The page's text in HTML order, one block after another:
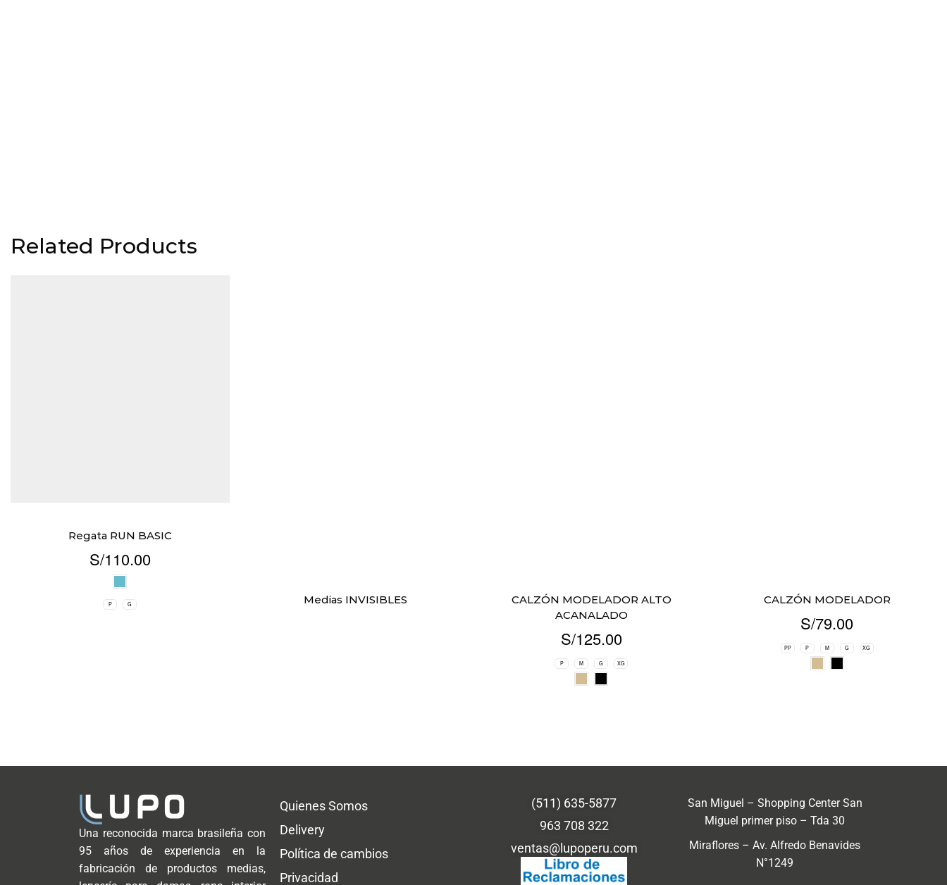
Related Products
Regata RUN BASIC
S/110.00
P G Medias INVISIBLES
CALZÓN MODELADOR ALTO
ACANALADO
S/125.00
P M G XG
CALZÓN MODELADOR
S/79.00
PP P M G XG
Una reconocida marca brasileña con
95 años de experiencia en la
fabricación de productos medias,
Quienes Somos
Delivery
Política de cambios
Privacidad
(511) 635-5877
963 708 322
ventas@lupoperu.com
San Miguel – Shopping Center San
Miguel primer piso – Tda 30
Miraflores – Av. Alfredo Benavides
N°1249